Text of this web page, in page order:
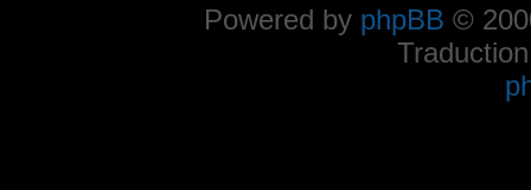
Powered by phpBB ©